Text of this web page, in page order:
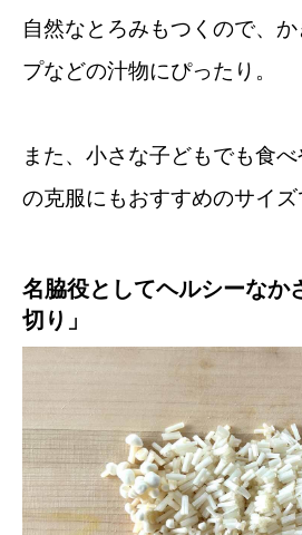
自然なとろみもつくので、
プなどの汁物にぴったり。
また、小さな子どもでも食
の克服にもおすすめのサイズ
名脇役としてヘルシーなか
切り」